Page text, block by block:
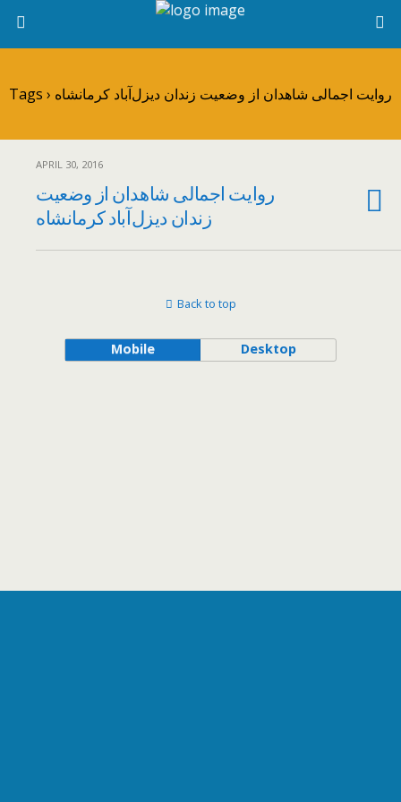
Tags › روایت اجمالی شاهدان از وضعیت زندان دیزل‌آباد کرمانشاه
APRIL 30, 2016
روایت اجمالی شاهدان از وضعیت
زندان دیزل‌آباد کرمانشاه
Back to top
Mobile Desktop